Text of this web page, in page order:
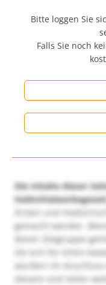
Bitte loggen Sie
Falls Sie noch
Die Inhalte dieser
Ärzten und
gemacht werden.
dieser Zielgruppe
Sie sich für einen
würden! Im
diesem und vielen